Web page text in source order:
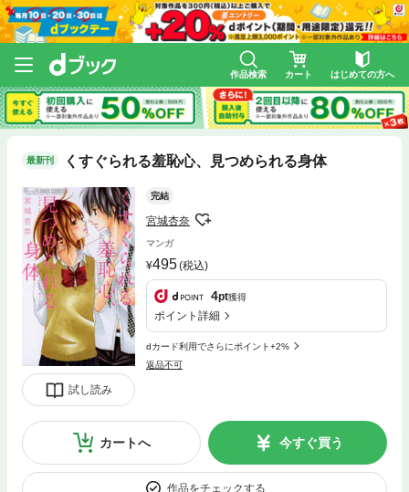
作品検索 カート はじめての方へ
最新刊 くすぐられる羞恥心、見つめられる身体
試し読み
完結
宮城杏奈
マンガ
495(税込)
4pt獲得
ポイント詳細
dカード利用でさらにポイント+2%
返品不可
カートへ 今すぐ買う
作品をチェックする